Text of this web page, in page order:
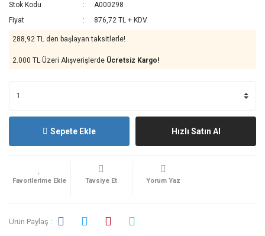
Stok Kodu
A000298
Fiyat
876,72 TL + KDV
288,92 TL den başlayan taksitlerle!
2.000 TL Üzeri Alışverişlerde Ücretsiz Kargo!
Sepete Ekle Hızlı Satın Al
Tavsiye Et Yorum Yaz
Ürün Paylaş :